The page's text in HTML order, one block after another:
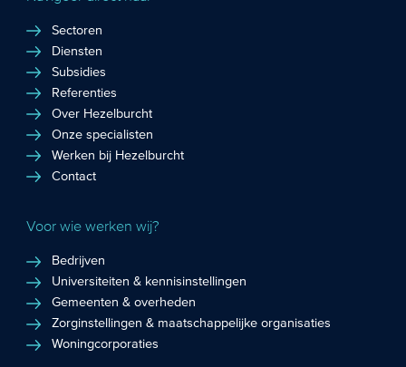
Sectoren
Diensten
Subsidies
Referenties
Over Hezelburcht
Onze specialisten
Werken bij Hezelburcht
Contact
Voor wie werken wij?
Bedrijven
Universiteiten & kennisinstellingen
Gemeenten & overheden
Zorginstellingen & maatschappelijke organisaties
Woningcorporaties